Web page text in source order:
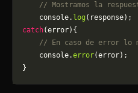
// Mostramos la
    console.
log (response);
catch(error){
// En caso de error lo
	console.
error(error);
}